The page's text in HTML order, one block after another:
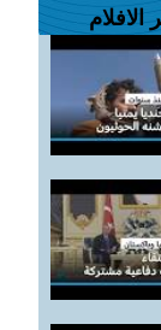
الافلام